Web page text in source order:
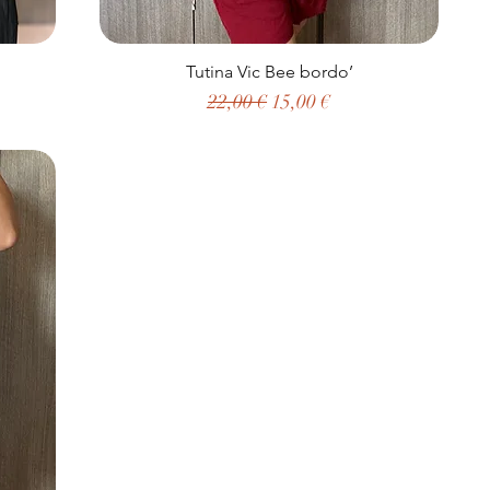
Tutina Vic Bee bordo’
Prezzo regolare
22,00 € Prezzo scontato
15,00 €